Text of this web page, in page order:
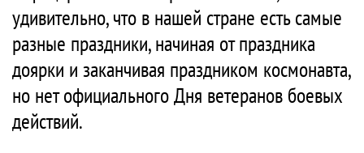
удивительно, что в нашей стране есть самые
разные праздники, начиная от праздника
доярки и заканчивая праздником космонавта,
но нет официального Дня ветеранов боевых
действий.